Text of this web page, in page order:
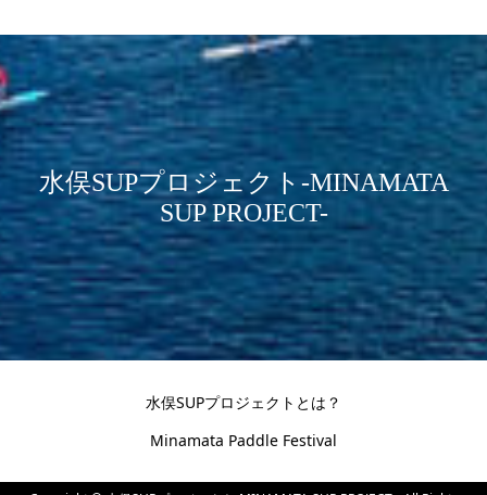
水俣SUPプロジェクト-MINAMATA
SUP PROJECT-
水俣SUPプロジェクトとは？
Minamata Paddle Festival